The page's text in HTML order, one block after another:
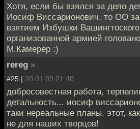
Хотя, если бы взялся за дело
Иосиф Виссарионович, то ОО
взятием Избушки
организованной армией
М.Камерер :)
rereg »
#25 | 20.01.09 21:40
добросовестная работа,
детальность... иосиф
таки нереальные планы. этот,
не для наших творцов!